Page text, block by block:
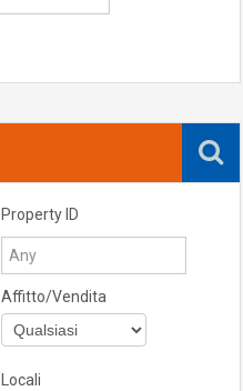
Property ID
Affitto/Vendita
Locali